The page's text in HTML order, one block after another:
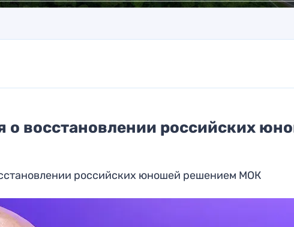
восстановлении российских
российских юношей решением МОК